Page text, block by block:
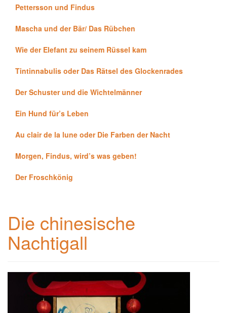
Pettersson und Findus
Mascha und der Bär/ Das Rübchen
Wie der Elefant zu seinem Rüssel kam
Tintinnabulis oder Das Rätsel des Glockenrades
Der Schuster und die Wichtelmänner
Ein Hund für’s Leben
Au clair de la lune oder Die Farben der Nacht
Morgen, Findus, wird’s was geben!
Der Froschkönig
Die chinesische
Nachtigall